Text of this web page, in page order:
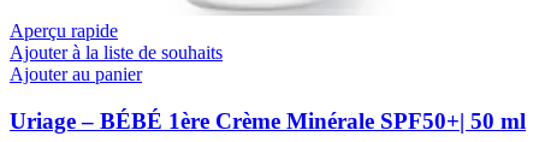
Aperçu rapide
Ajouter à la liste de souhaits
Ajouter au panier
Uriage – BÉBÉ 1ère Crème Minérale SPF50+| 50 ml